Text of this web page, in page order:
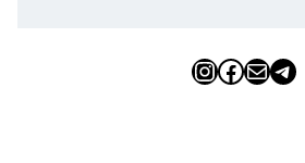
InstagramFacebook Email Telegram